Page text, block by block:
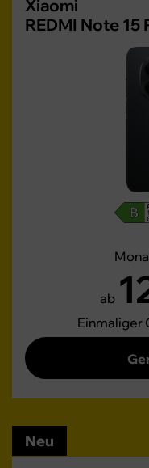
Xiaomi
REDMI Note 15
ab
Einmaliger
Neu